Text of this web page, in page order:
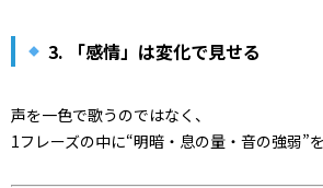
3. 「感情」は変化で見せる
声を一色で歌うのではなく、
1フレーズの中に“明暗・息の量・音の強弱”を